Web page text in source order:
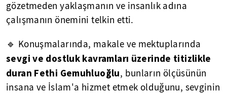
gözetmeden yaklaşmanın ve insanlık adına
çalışmanın önemini telkin etti.
🔹 Konuşmalarında, makale ve mektuplarında
sevgi ve dostluk kavramları üzerinde titizlikle
duran Fethi Gemuhluoğlu, bunların ölçüsünün
insana ve İslam'a hizmet etmek olduğunu, sevginin